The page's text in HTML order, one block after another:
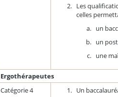
Les
celles
un
un
une
Ergothérapeutes
Catégorie 4
Un